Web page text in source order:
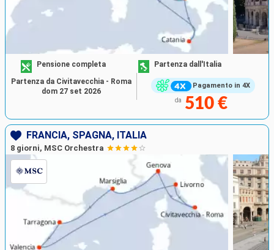
Pagamento in 4X
Pensione completa Partenza dall'Italia
da 510 €
Partenza da Civitavecchia - Roma
dom 27 set 2026
FRANCIA, SPAGNA, ITALIA
8 giorni, MSC Orchestra